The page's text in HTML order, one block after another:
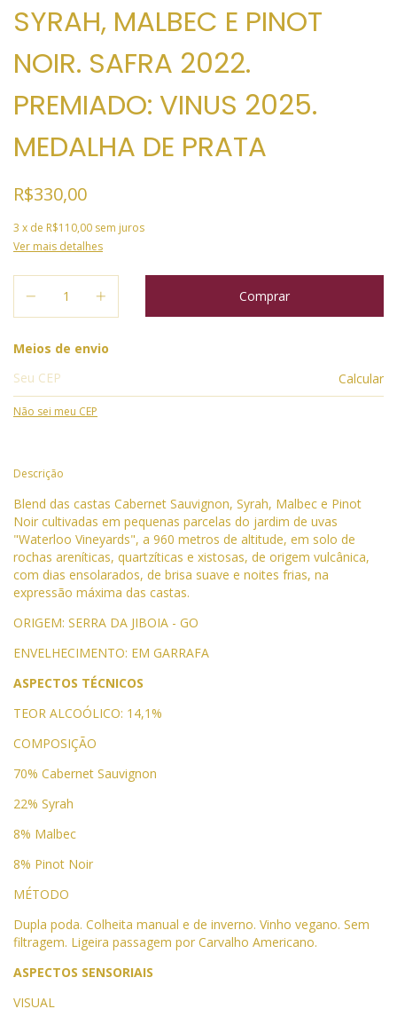
SYRAH, MALBEC E PINOT
NOIR. SAFRA 2022.
PREMIADO: VINUS 2025.
MEDALHA DE PRATA
R$330,00
3 x de R$110,00 sem juros
Ver mais detalhes
Entregas para o CEP:
Meios de envio
Calcular
Não sei meu CEP
Descrição
Blend das castas Cabernet Sauvignon, Syrah, Malbec e Pinot
Noir cultivadas em pequenas parcelas do jardim de uvas
"Waterloo Vineyards", a 960 metros de altitude, em solo de
rochas areníticas, quartzíticas e xistosas, de origem vulcânica,
com dias ensolarados, de brisa suave e noites frias, na
expressão máxima das castas.
ORIGEM: SERRA DA JIBOIA - GO
ENVELHECIMENTO: EM GARRAFA
ASPECTOS TÉCNICOS
TEOR ALCOÓLICO: 14,1%
COMPOSIÇÃO
70% Cabernet Sauvignon
22% Syrah
8% Malbec
8% Pinot Noir
MÉTODO
Dupla poda. Colheita manual e de inverno. Vinho vegano. Sem
filtragem. Ligeira passagem por Carvalho Americano.
ASPECTOS SENSORIAIS
VISUAL